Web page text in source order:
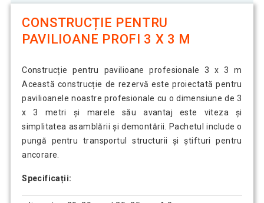
CONSTRUCȚIE PENTRU
PAVILIOANE PROFI 3 X 3 M
Construcție pentru pavilioane profesionale 3 x 3 m
Această construcție de rezervă este proiectată pentru
pavilioanele noastre profesionale cu o dimensiune de 3
x 3 metri și marele său avantaj este viteza și
simplitatea asamblării și demontării. Pachetul include o
pungă pentru transportul structurii și știfturi pentru
ancorare.
Specificații: